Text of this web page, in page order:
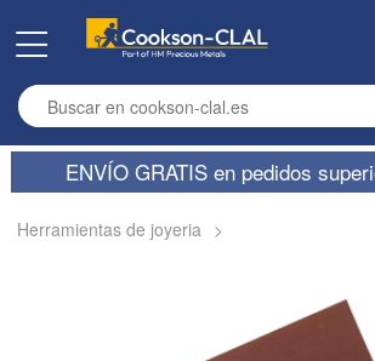
Enter search term
ENVÍO GRATIS en pedidos
Herramientas de joyeria >